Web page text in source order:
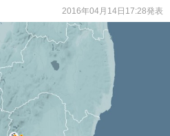
2016年04月14日17:28発表